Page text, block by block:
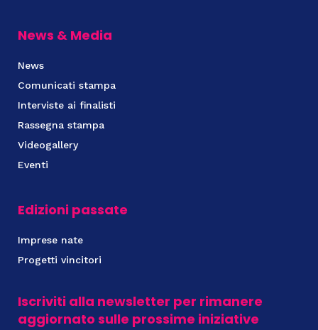
News & Media
News
Comunicati stampa
Interviste ai finalisti
Rassegna stampa
Videogallery
Eventi
Edizioni passate
Imprese nate
Progetti vincitori
Iscriviti alla newsletter per rimanere
aggiornato sulle prossime iniziative